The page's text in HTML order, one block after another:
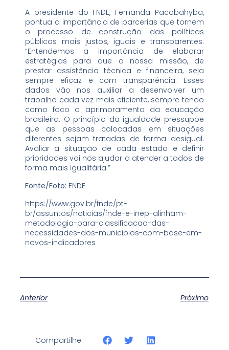
A presidente do FNDE, Fernanda Pacobahyba,
pontua a importância de parcerias que tornem
o processo de construção das políticas
públicas mais justos, iguais e transparentes.
“Entendemos a importância de elaborar
estratégias para que a nossa missão, de
prestar assistência técnica e financeira, seja
sempre eficaz e com transparência. Esses
dados vão nos auxiliar a desenvolver um
trabalho cada vez mais eficiente, sempre tendo
como foco o aprimoramento da educação
brasileira. O princípio da igualdade pressupõe
que as pessoas colocadas em situações
diferentes sejam tratadas de forma desigual.
Avaliar a situação de cada estado e definir
prioridades vai nos ajudar a atender a todos de
forma mais igualitária.”
Fonte/Foto: FNDE
https://www.gov.br/fnde/pt-
br/assuntos/noticias/fnde-e-inep-alinham-
metodologia-para-classificacao-das-
necessidades-dos-municipios-com-base-em-
novos-indicadores
Anterior Próximo
Compartilhe: